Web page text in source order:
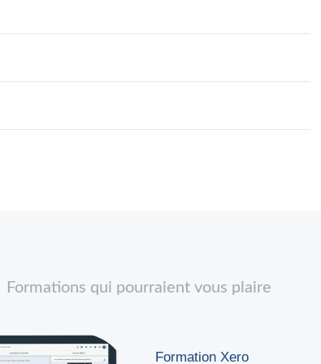
Formations qui pourraient vous plaire
Formation Xero